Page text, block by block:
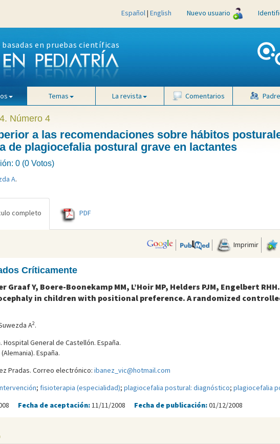
Español| English Nuevo usuario
en pruebas científicas
Temas La revista Comentarios
Número 4
a las recomendaciones sobre hábitos
de plagiocefalia postural grave en lactantes
0 (0 Votos)
A.
completo PDF
Imprimir
Críticamente
Graaf Y, Boere-Boonekamp MM, L’Hoir MP, Helders PJM, Engelbert
in children with positional preference. A randomized
A2.
General de Castellón. España.
España.
Pradas. Correo electrónico: ibanez_vic@hotmail.com
; fisioterapia (especialidad); plagiocefalia postural: diagnóstico; plagiocefalia
Fecha de aceptación:11/11/2008 Fecha de publicación:01/12/2008